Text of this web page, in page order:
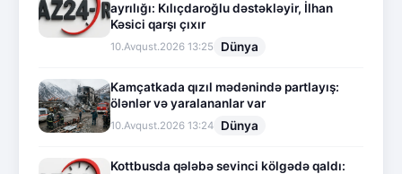
ayrılığı: Kılıçdaroğlu dəstəkləyir, İlhan
Kəsici qarşı çıxır
10.Avqust.2026 13:25 Dünya
Kamçatkada qızıl mədənində partlayış:
ölənlər və yaralananlar var
10.Avqust.2026 13:24 Dünya
Kottbusda qələbə sevinci kölgədə qaldı: